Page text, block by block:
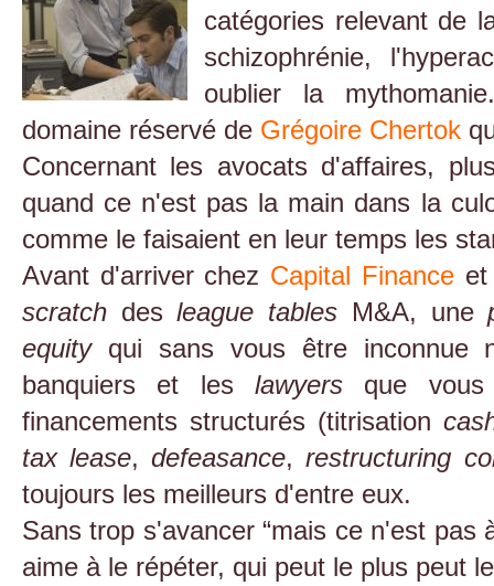
catégories relevant de
schizophrénie,
oublier la
domaine réservé de Grégoire Chertok
Concernant les avocats d'affaires,
quand ce n'est pas la main dans la
comme le faisaient en leur temps les
Avant d'arriver chez Capital Financeet
scratch desleague tables M&A, une
equityqui sans vous être inconnue
banquiers et les lawyers que vous
financements structurés (titrisation
tax lease,defeasance,restructuring
toujours les meilleurs d'entre eux.
Sans trop s'avancer “mais ce n'est pas
aime à le répéter, qui peut le plus peut